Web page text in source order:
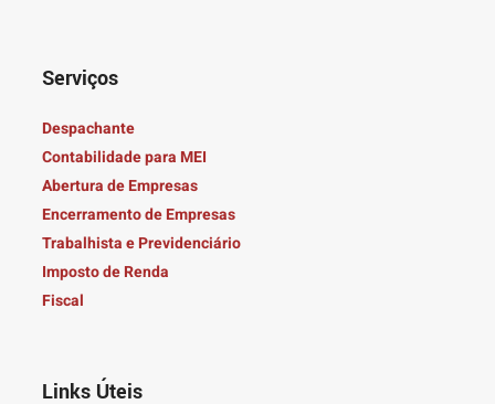
Serviços
Despachante
Contabilidade para MEI
Abertura de Empresas
Encerramento de Empresas
Trabalhista e Previdenciário
Imposto de Renda
Fiscal
Links Úteis